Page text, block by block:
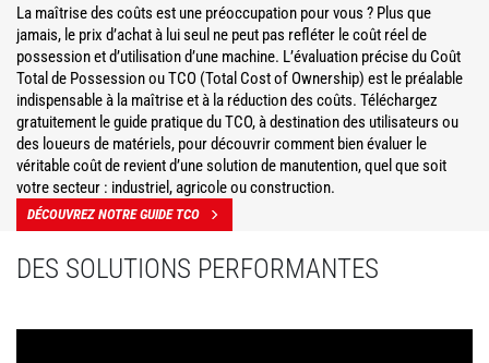
La maîtrise des coûts est une préoccupation pour vous ? Plus que
jamais, le prix d’achat à lui seul ne peut pas refléter le coût réel de
possession et d’utilisation d’une machine. L’évaluation précise du Coût
Total de Possession ou TCO (Total Cost of Ownership) est le préalable
indispensable à la maîtrise et à la réduction des coûts. Téléchargez
gratuitement le guide pratique du TCO, à destination des utilisateurs ou
des loueurs de matériels, pour découvrir comment bien évaluer le
véritable coût de revient d’une solution de manutention, quel que soit
votre secteur : industriel, agricole ou construction.
DÉCOUVREZ NOTRE GUIDE TCO
DES SOLUTIONS PERFORMANTES